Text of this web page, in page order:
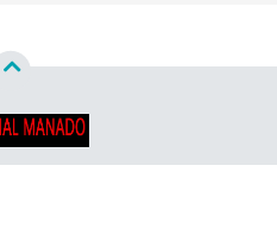
- Santun & Terpercaya™